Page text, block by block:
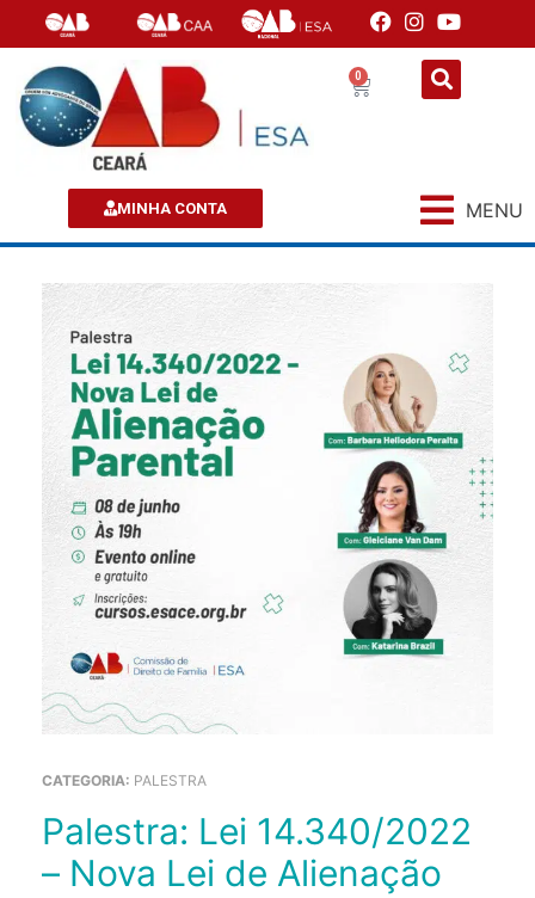
0
MINHA CONTA MENU
CATEGORIA: PALESTRA
Palestra: Lei 14.340/2022
– Nova Lei de Alienação